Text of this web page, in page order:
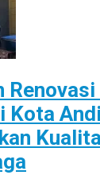
Kota